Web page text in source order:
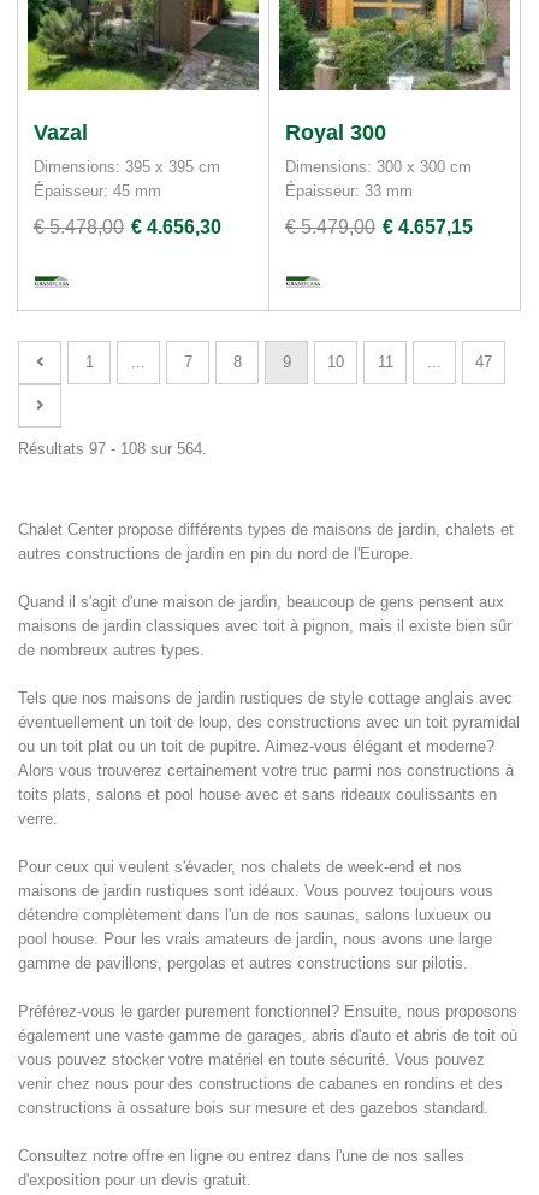
Vazal
Dimensions: 395 x 395 cm
Épaisseur: 45 mm
€ 5.478,00 € 4.656,30
Royal 300
Dimensions: 300 x 300 cm
Épaisseur: 33 mm
€ 5.479,00 € 4.657,15
1 7 8 9 10 11 47
Résultats 97 - 108 sur 564.
Chalet Center propose différents types de maisons de jardin, chalets et
autres constructions de jardin en pin du nord de l'Europe.
Quand il s'agit d'une maison de jardin, beaucoup de gens pensent aux
maisons de jardin classiques avec toit à pignon, mais il existe bien sûr
de nombreux autres types.
Tels que nos maisons de jardin rustiques de style cottage anglais avec
éventuellement un toit de loup, des constructions avec un toit pyramidal
ou un toit plat ou un toit de pupitre. Aimez-vous élégant et moderne?
Alors vous trouverez certainement votre truc parmi nos constructions à
toits plats, salons et pool house avec et sans rideaux coulissants en
verre.
Pour ceux qui veulent s'évader, nos chalets de week-end et nos
maisons de jardin rustiques sont idéaux. Vous pouvez toujours vous
détendre complètement dans l'un de nos saunas, salons luxueux ou
pool house. Pour les vrais amateurs de jardin, nous avons une large
gamme de pavillons, pergolas et autres constructions sur pilotis.
Préférez-vous le garder purement fonctionnel? Ensuite, nous proposons
également une vaste gamme de garages, abris d'auto et abris de toit où
vous pouvez stocker votre matériel en toute sécurité. Vous pouvez
venir chez nous pour des constructions de cabanes en rondins et des
constructions à ossature bois sur mesure et des gazebos standard.
Consultez notre offre en ligne ou entrez dans l'une de nos salles
d'exposition pour un devis gratuit.